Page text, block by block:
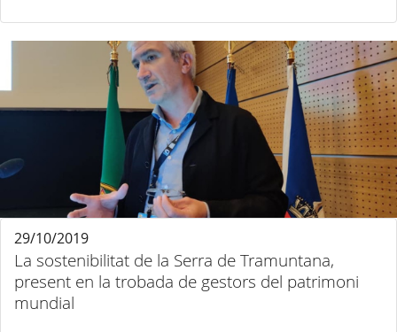
La sostenibilitat de la Serra de Tramuntana,
present en la trobada de gestors del patrimoni
mundial
29/10/2019